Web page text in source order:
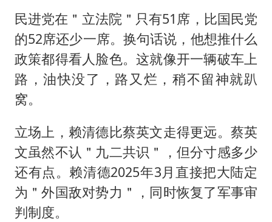
民进党在＂立法院＂只有51席，比国民党
的52席还少一席。换句话说，他想推什么
政策都得看人脸色。这就像开一辆破车上
路，油快没了，路又烂，稍不留神就趴
窝。
立场上，赖清德比蔡英文走得更远。蔡英
文虽然不认＂九二共识＂，但分寸感多少
还有点。赖清德2025年3月直接把大陆定
为＂外国敌对势力＂，同时恢复了军事审
判制度。